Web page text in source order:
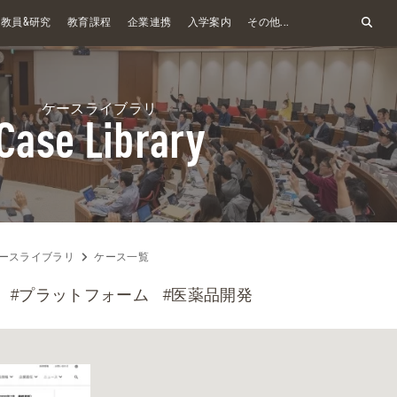
教員&研究 教育課程 企業連携 入学案内 その他...
ケースライブラリ
Library
スライブラリ ケース一覧
#プラットフォーム #医薬品開発